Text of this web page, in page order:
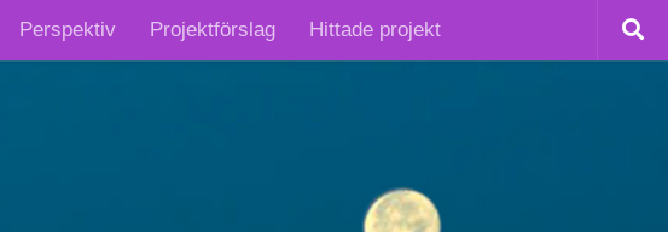
Perspektiv Projektförslag Hittade projekt